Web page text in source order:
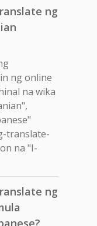
ng
ng online
na wika
translate-
na "I-
ng